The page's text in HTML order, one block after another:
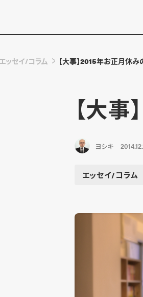
エッセイ/コラム 【大事】2015年お正月休み
【大
ヨシキ
エッセイ/コラム